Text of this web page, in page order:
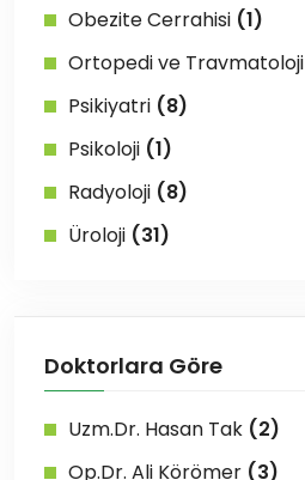
Obezite Cerrahisi (1)
Ortopedi ve Travmatoloji
Psikiyatri (8)
Psikoloji (1)
Radyoloji (8)
Üroloji (31)
Doktorlara Göre
Uzm.Dr. Hasan Tak (2)
Op.Dr. Ali Körömer (3)